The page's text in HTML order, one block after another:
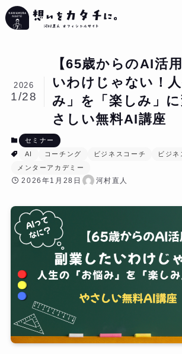
【65歳からのAI活
いわけじゃない！
み」を「楽しみ」
さしい無料AI講座
2026
1/28
セミナー
AI
コーチング ビジネスコーチ
ビジネ
メンターアカデミー
2026年1月28日 河村直人